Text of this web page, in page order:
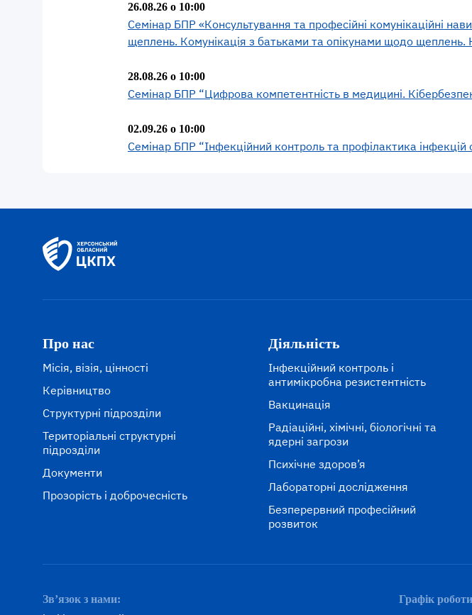
26.08.26 о 10:00
Семінар БПР «Консультування та професійні комунікаційні
щеплень. Комунікація з батьками та опікунами щодо щеплень.
28.08.26 о 10:00
Семінар БПР “Цифрова компетентність в медицині.
02.09.26 о 10:00
Семінар БПР “Інфекційний контроль та профілактика інфекцій
Про нас
Місія, візія, цінності
Керівництво
Структурні підрозділи
Територіальні структурні
підрозділи
Документи
Прозорість і доброчесність
Діяльність
Інфекційний контроль і
антимікробна резистентність
Вакцинація
Радіаційні, хімічні, біологічні та
ядерні загрози
Психічне здоров’я
Лабораторні дослідження
Безперервний професійний
розвиток
Зв’язок з нами: Графік